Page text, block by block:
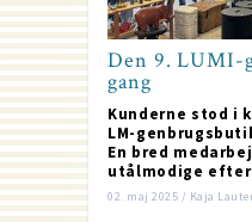
Den 9. LUMI-
gang
Kunderne stod i
LM-
En bred
utålmodige
02. maj 2025 / Kaja